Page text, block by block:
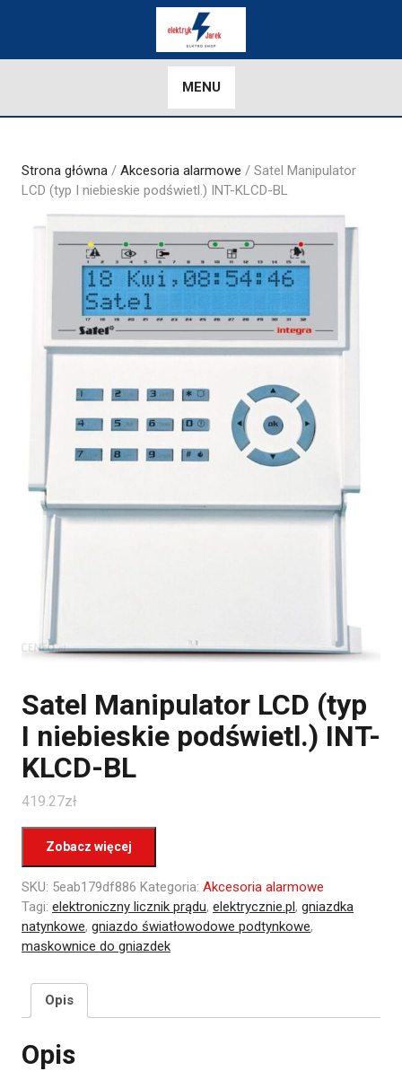
MENU
Strona główna / Akcesoria alarmowe / Satel Manipulator
LCD (typ I niebieskie podświetl.) INT-KLCD-BL
Satel Manipulator LCD (typ
I niebieskie podświetl.) INT-
KLCD-BL
419.27zł
Zobacz więcej
SKU: 5eab179df886 Kategoria: Akcesoria alarmowe
Tagi: elektroniczny licznik prądu, elektrycznie.pl, gniazdka
natynkowe, gniazdo światłowodowe podtynkowe,
maskownice do gniazdek
Opis
Opis